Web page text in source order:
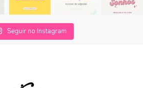
Seguir no Instagram